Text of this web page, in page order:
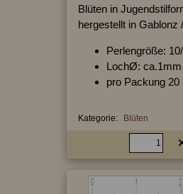
Blüten in
hergestellt in Gablonz
Perlengröße:
LochØ: ca.1mm
pro Packung 20
Kategorie: Blüten